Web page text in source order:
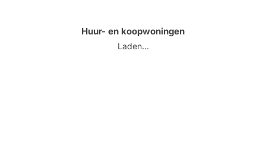
Huur- en koopwoningen
Laden...